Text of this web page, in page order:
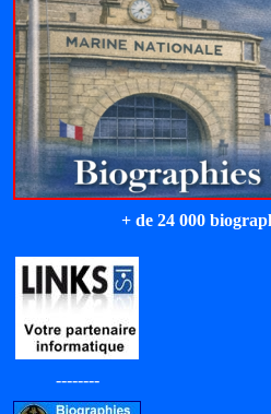
+ de 24 000
--------